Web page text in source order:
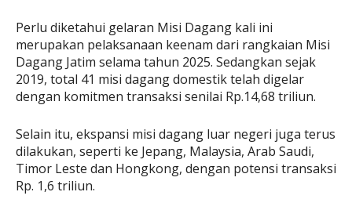
Perlu diketahui gelaran Misi Dagang kali ini
merupakan pelaksanaan keenam dari rangkaian Misi
Dagang Jatim selama tahun 2025. Sedangkan sejak
2019, total 41 misi dagang domestik telah digelar
dengan komitmen transaksi senilai Rp.14,68 triliun.
Selain itu, ekspansi misi dagang luar negeri juga terus
dilakukan, seperti ke Jepang, Malaysia, Arab Saudi,
Timor Leste dan Hongkong, dengan potensi transaksi
Rp. 1,6 triliun.